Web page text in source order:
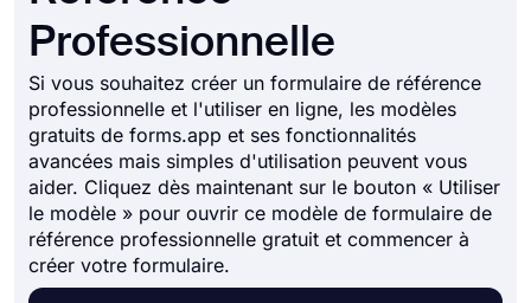
Professionnelle
Si vous souhaitez créer un formulaire de référence
professionnelle et l'utiliser en ligne, les modèles
gratuits de forms.app et ses fonctionnalités
avancées mais simples d'utilisation peuvent vous
aider. Cliquez dès maintenant sur le bouton « Utiliser
le modèle » pour ouvrir ce modèle de formulaire de
référence professionnelle gratuit et commencer à
créer votre formulaire.